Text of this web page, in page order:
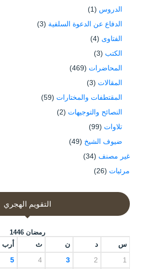
الدروس (1)
الدفاع عن الدعوة السلفية (3)
الفتاوى (4)
الكتب (3)
المحاضرات (469)
المقالات (3)
المقتطفات والمختارات (59)
النصائح والتوجيهات (2)
تلاوات (99)
ضيوف الشيخ (49)
غير مصنف (34)
مرئيات (26)
التقويم الهجري
رمضان 1446
س د ن ث أرب
1
2
3
4
5